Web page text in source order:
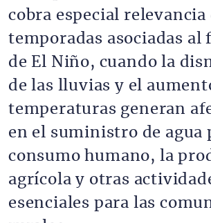
cobra especial
temporadas asociadas al
de El Niño, cuando la
de las lluvias y el
temperaturas generan
en el suministro de agua
consumo humano, la
agrícola y otras
esenciales para las